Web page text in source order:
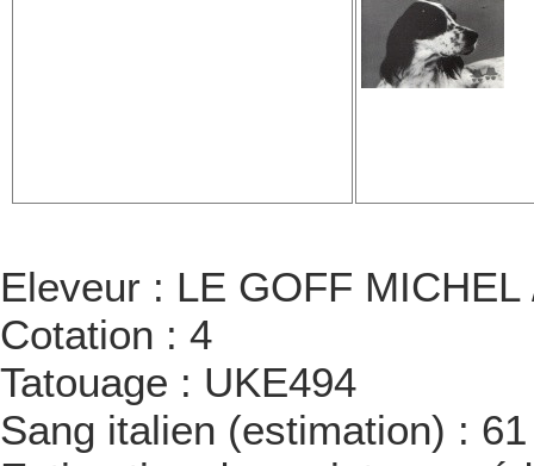
Eleveur : LE GOFF
Cotation : 4
Tatouage : UKE494
Sang italien (estimation) :